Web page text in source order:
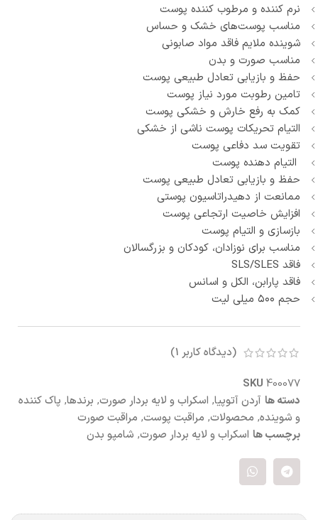
نرم کننده و مرطوب کننده پوست
مناسب پوست‌های خشک و حساس
شوینده ملایم فاقد مواد صابونی
مناسب صورت و بدن
حفظ و بازیابی تعادل طبیعی پوست
تامین رطوبت مورد نیاز پوست
کمک به رفع خارش و خشکی پوست
التیام تحریکات پوست ناشی از خشکی
تقویت سد دفاعی پوست
التیام دهنده پوست
حفظ و بازیابی تعادل طبیعی پوست
ممانعت از دهیدراتاسیون پوستی
افزایش خاصیت ارتجاعی پوست
بازسازی و التیام پوست
مناسب برای نوزادان، کودکان و بزرگسالان
فاقد SLS/SLES
فاقد پارابن، الکل و اسانس
حجم ۵۰۰ میلی لیت
(دیدگاه کاربر 1
)
SKU 400077
دسته ها آردن آتوپیا, اسکراب و لایه بردار صورت, برندها, پاک کننده
و شوینده, محصولات, مراقبت پوست, مراقبت صورت
برچسب ها اسکراب و لایه بردار صورت, شامپو بدن